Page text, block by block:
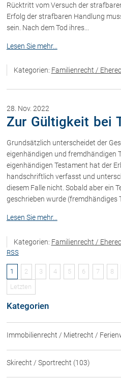
Rücktritt vom Versuch der
Erfolg der strafbaren Handlung
sein. Nach dem Tod ihres...
Lesen Sie mehr...
Kategorien: Familienrecht /
28. Nov. 2022
Zur Gültigkeit bei
Grundsätzlich unterscheidet der
eigenhändigen und fremdhändigen
eigenhändigen Testament hat der
handschriftlich verfasst und
diesem Falle nicht. Sobald aber ein
geschrieben wurde (fremdhändiges
Lesen Sie mehr...
Kategorien: Familienrecht /
RSS
1 2 3 4 5 6 7 8
Letzten
Kategorien
Immobilienrecht / Mietrecht /
Skirecht / Sportrecht (103)